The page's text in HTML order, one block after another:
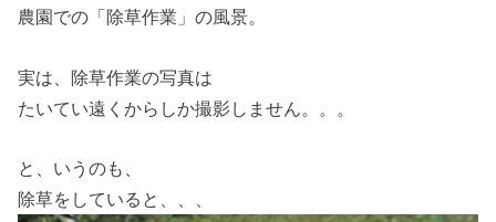
農園での「除草作業」の風景。
実は、除草作業の写真は
たいてい遠くからしか撮影しません。。。
と、いうのも、
除草をしていると、、、